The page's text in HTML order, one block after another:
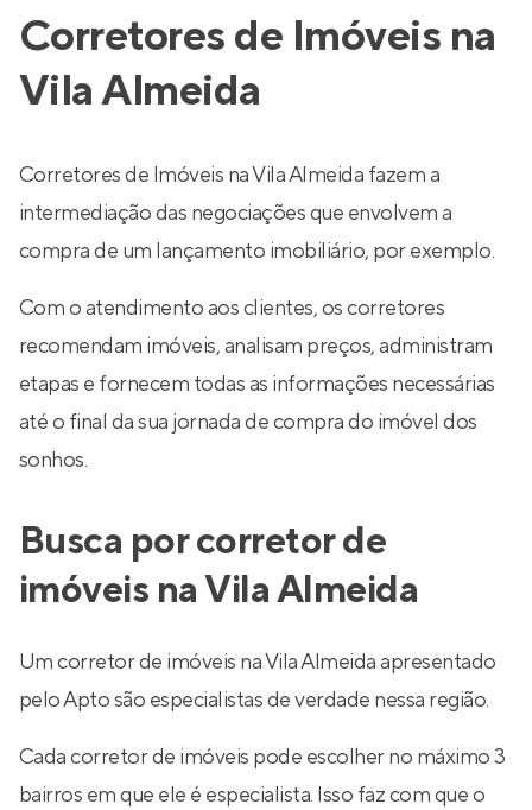
Corretores de Imóveis na
Vila Almeida
Corretores de Imóveis na Vila Almeida fazem a
intermediação das negociações que envolvem a
compra de um lançamento imobiliário, por exemplo.
Com o atendimento aos clientes, os corretores
recomendam imóveis, analisam preços, administram
etapas e fornecem todas as informações necessárias
até o final da sua jornada de compra do imóvel dos
sonhos.
Busca por corretor de
imóveis na Vila Almeida
Um corretor de imóveis na Vila Almeida apresentado
pelo Apto são especialistas de verdade nessa região.
Cada corretor de imóveis pode escolher no máximo 3
bairros em que ele é especialista. Isso faz com que o